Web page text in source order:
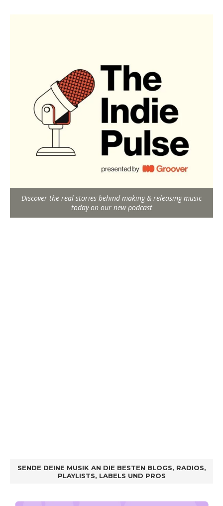
Discover the real stories behind making & releasing music
today on our new podcast
SENDE DEINE MUSIK AN DIE BESTEN BLOGS, RADIOS,
PLAYLISTS, LABELS UND PROS